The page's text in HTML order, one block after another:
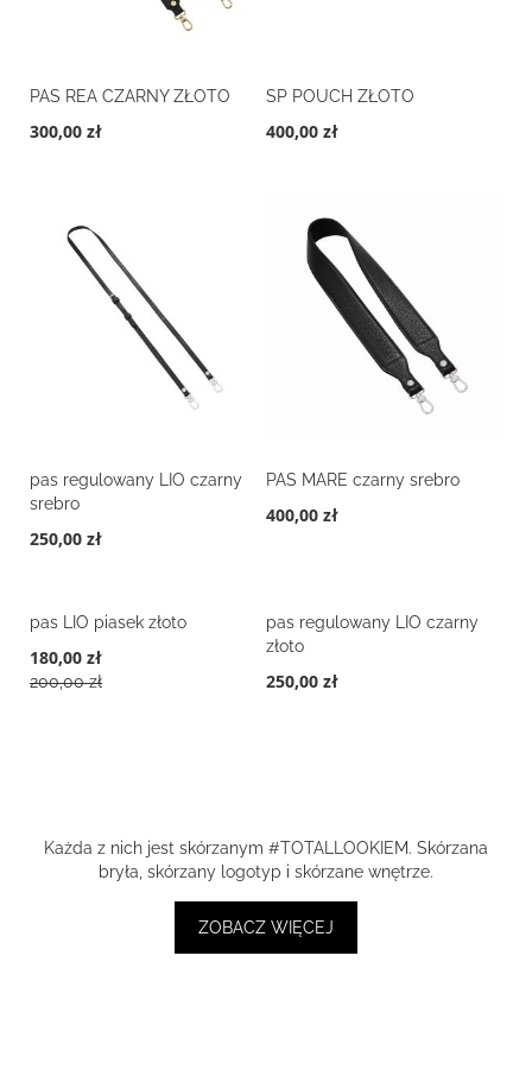
PAS REA CZARNY ZŁOTO
300,00 zł
SP POUCH ZŁOTO
400,00 zł
pas regulowany LIO czarny
srebro
250,00 zł
PAS MARE czarny srebro
400,00 zł
pas LIO piasek złoto
180,00 zł
200,00 zł
pas regulowany LIO czarny
złoto
250,00 zł
Każda z nich jest skórzanym #TOTALLOOKIEM. Skórzana
bryła, skórzany logotyp i skórzane wnętrze.
ZOBACZ WIĘCEJ